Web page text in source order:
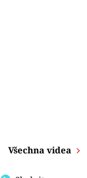
Všechna videa